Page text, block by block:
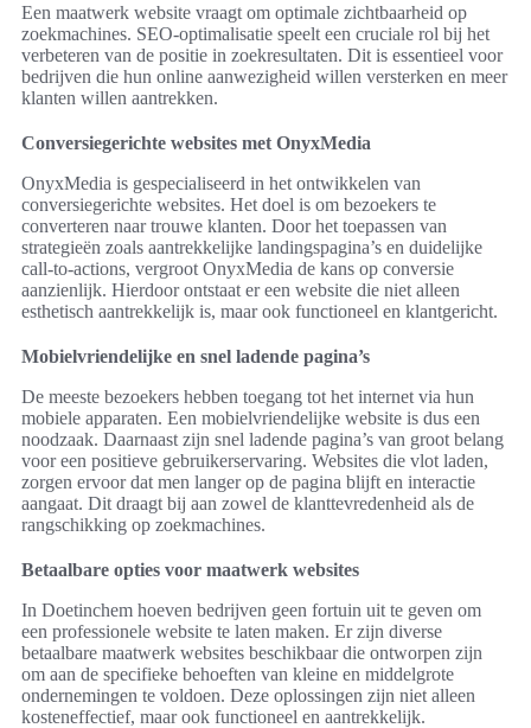
Een maatwerk website vraagt om optimale zichtbaarheid op
zoekmachines. SEO-optimalisatie speelt een cruciale rol bij het
verbeteren van de positie in zoekresultaten. Dit is essentieel voor
bedrijven die hun online aanwezigheid willen versterken en meer
klanten willen aantrekken.
Conversiegerichte websites met OnyxMedia
OnyxMedia is gespecialiseerd in het ontwikkelen van
conversiegerichte websites. Het doel is om bezoekers te
converteren naar trouwe klanten. Door het toepassen van
strategieën zoals aantrekkelijke landingspagina’s en duidelijke
call-to-actions, vergroot OnyxMedia de kans op conversie
aanzienlijk. Hierdoor ontstaat er een website die niet alleen
esthetisch aantrekkelijk is, maar ook functioneel en klantgericht.
Mobielvriendelijke en snel ladende pagina’s
De meeste bezoekers hebben toegang tot het internet via hun
mobiele apparaten. Een mobielvriendelijke website is dus een
noodzaak. Daarnaast zijn snel ladende pagina’s van groot belang
voor een positieve gebruikerservaring. Websites die vlot laden,
zorgen ervoor dat men langer op de pagina blijft en interactie
aangaat. Dit draagt bij aan zowel de klanttevredenheid als de
rangschikking op zoekmachines.
Betaalbare opties voor maatwerk websites
In Doetinchem hoeven bedrijven geen fortuin uit te geven om
een professionele website te laten maken. Er zijn diverse
betaalbare maatwerk websites beschikbaar die ontworpen zijn
om aan de specifieke behoeften van kleine en middelgrote
ondernemingen te voldoen. Deze oplossingen zijn niet alleen
kosteneffectief, maar ook functioneel en aantrekkelijk.